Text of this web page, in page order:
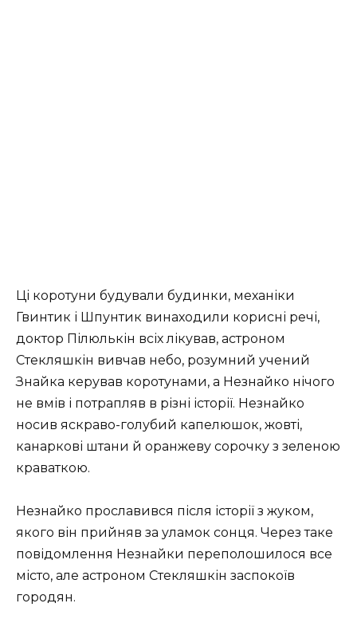
Ці коротуни будували будинки, механіки
Гвинтик і Шпунтик винаходили корисні речі,
доктор Пілюлькін всіх лікував, астроном
Стекляшкін вивчав небо, розумний учений
Знайка керував коротунами, а Незнайко нічого
не вмів і потрапляв в різні історії. Незнайко
носив яскраво-голубий капелюшок, жовті,
канаркові штани й оранжеву сорочку з зеленою
краваткою.
Незнайко прославився після історії з жуком,
якого він прийняв за уламок сонця. Через таке
повідомлення Незнайки переполошилося все
місто, але астроном Стекляшкін заспокоїв
городян.